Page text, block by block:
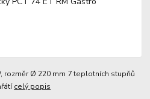
rozměr Ø 220 mm 7 teplotních stupňů
celý popis